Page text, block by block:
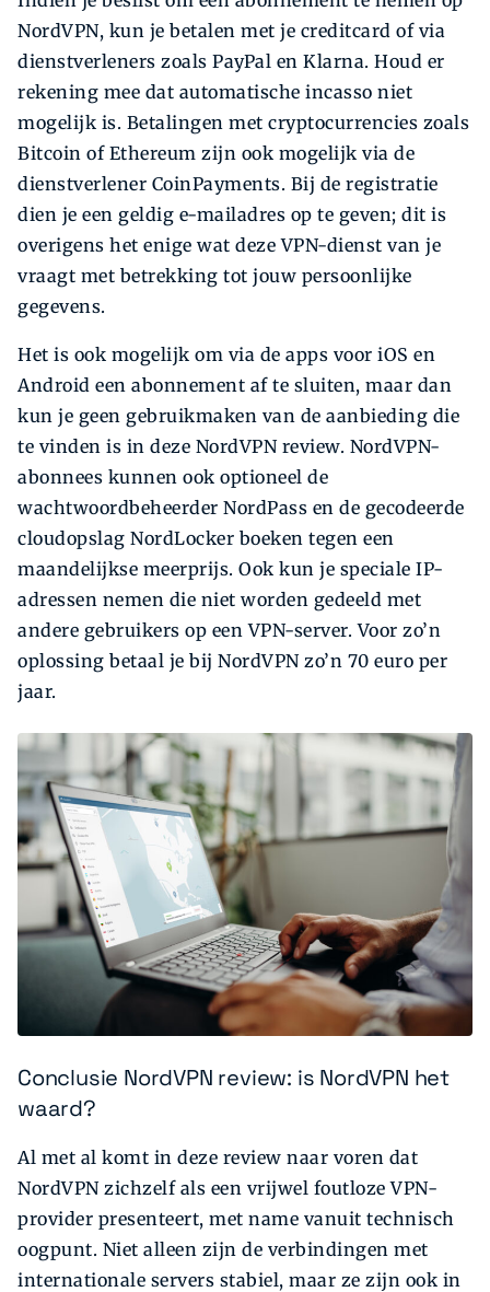
NordVPN, kun je betalen met je creditcard of via
dienstverleners zoals PayPal en Klarna. Houd er
rekening mee dat automatische incasso niet
mogelijk is. Betalingen met cryptocurrencies zoals
Bitcoin of Ethereum zijn ook mogelijk via de
dienstverlener CoinPayments. Bij de registratie
dien je een geldig e-mailadres op te geven; dit is
overigens het enige wat deze VPN-dienst van je
vraagt met betrekking tot jouw persoonlijke
gegevens.
Het is ook mogelijk om via de apps voor iOS en
Android een abonnement af te sluiten, maar dan
kun je geen gebruikmaken van de aanbieding die
te vinden is in deze NordVPN review. NordVPN-
abonnees kunnen ook optioneel de
wachtwoordbeheerder NordPass en de gecodeerde
cloudopslag NordLocker boeken tegen een
maandelijkse meerprijs. Ook kun je speciale IP-
adressen nemen die niet worden gedeeld met
andere gebruikers op een VPN-server. Voor zo’n
oplossing betaal je bij NordVPN zo’n 70 euro per
jaar.
Conclusie NordVPN review: is NordVPN het
waard?
Al met al komt in deze review naar voren dat
NordVPN zichzelf als een vrijwel foutloze VPN-
provider presenteert, met name vanuit technisch
oogpunt. Niet alleen zijn de verbindingen met
internationale servers stabiel, maar ze zijn ook in